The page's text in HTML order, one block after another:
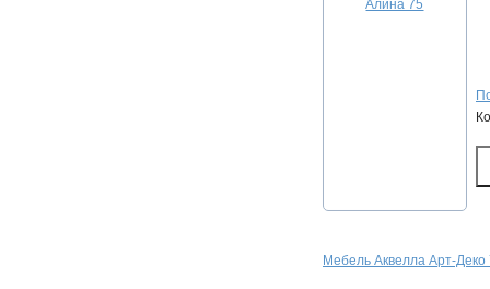
Мебель Аквелла Арт-Деко